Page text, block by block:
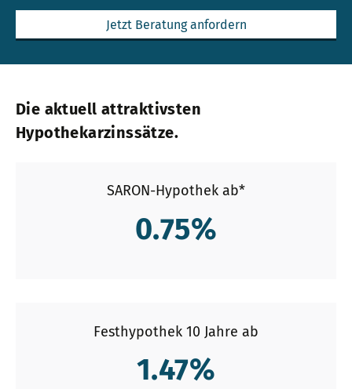
Jetzt Beratung anfordern
Die aktuell attraktivsten
Hypothekarzinssätze.
SARON-Hypothek ab*
0.75%
Festhypothek 10 Jahre ab
1.47%